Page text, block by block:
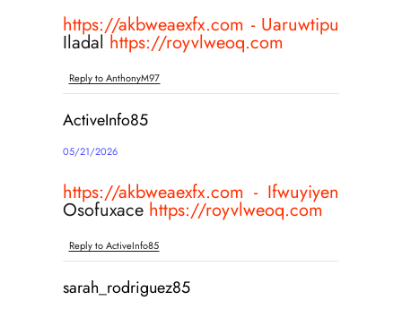
https://akbweaexfx.com - Uaruwtipu
Iladal https://royvlweoq.com
Reply to AnthonyM97
ActiveInfo85
05/21/2026
https://akbweaexfx.com - Ifwuyiyen
Osofuxace https://royvlweoq.com
Reply to ActiveInfo85
sarah_rodriguez85